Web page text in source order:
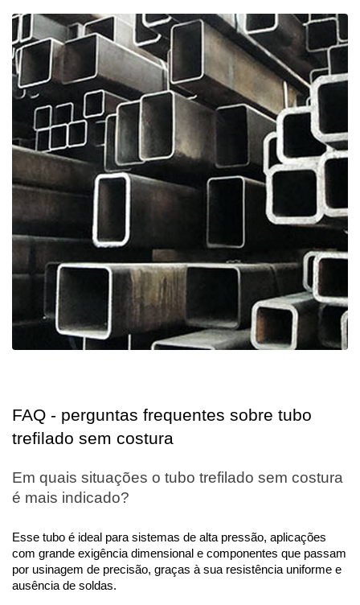
FAQ - perguntas frequentes sobre tubo
trefilado sem costura
Em quais situações o tubo trefilado sem costura
é mais indicado?
Esse tubo é ideal para sistemas de alta pressão, aplicações
com grande exigência dimensional e componentes que passam
por usinagem de precisão, graças à sua resistência uniforme e
ausência de soldas.